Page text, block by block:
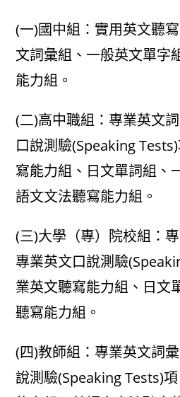
(一)國中組：實用英文聽
文詞彙組、一般英文單字
能力組。
(二)高中職組：專業英文
口說測驗(Speaking
寫能力組、日文單詞組、
語文文法聽寫能力組。
(三)大學（專）院校組：
專業英文口說測驗
業英文聽寫能力組、日文
聽寫能力組。
(四)教師組：專業英文詞
說測驗(Speaking Tests)